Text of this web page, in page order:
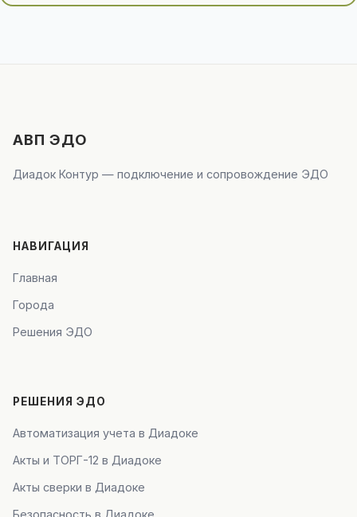
АВП ЭДО
Диадок Контур — подключение и сопровождение ЭДО
НАВИГАЦИЯ
Главная
Города
Решения ЭДО
РЕШЕНИЯ ЭДО
Автоматизация учета в Диадоке
Акты и ТОРГ-12 в Диадоке
Акты сверки в Диадоке
Безопасность в Диадоке